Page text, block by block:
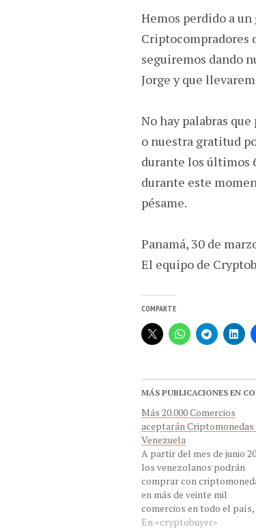
Hemos perdido a
Criptocompradores
seguiremos dando
Jorge y que
No hay palabras
o nuestra gratitud
durante los últimos
durante este
pésame.
Panamá, 30 de
El equipo de
COMPARTE
MÁS PUBLICACIONES EN
Más 20.000 Comercios
aceptarán Criptomonedas
Venezuela
A partir del mes de junio
los venezolanos podrán
comprar con
en más de veinte mil
comercios en todo el país,
En «cryptobuyer»